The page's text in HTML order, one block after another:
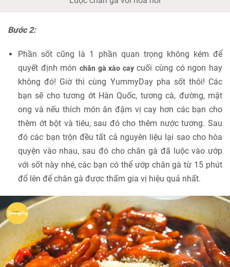
Bước 2:
Phần sốt cũng là 1 phần quan trọng không kém để
quyết định món chân gà xào caycuối cùng có ngon hay
không đó! Giờ thì cùng YummyDay pha sốt thôi! Các
bạn sẽ cho tương ớt Hàn Quốc, tương cà, đường, mật
ong và nếu thích món ăn đậm vị cay hơn các bạn cho
thêm ớt bột và tiêu, sau đó cho thêm nước tương. Sau
đó các bạn trộn đều tất cả nguyên liệu lại sao cho hòa
quyện vào nhau, sau đó cho chân gà đã luộc vào ướp
với sốt này nhé, các bạn có thể ướp chân gà từ 15 phút
đổ lên để chân gà được thấm gia vị hiệu quả nhất.